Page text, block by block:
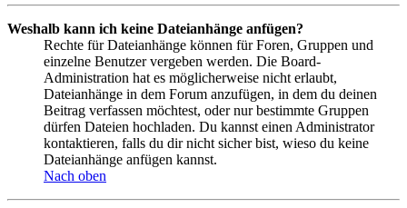
Weshalb kann ich keine Dateianhänge anfügen?
Rechte für Dateianhänge können für Foren, Gruppen und
einzelne Benutzer vergeben werden. Die Board-
Administration hat es möglicherweise nicht erlaubt,
Dateianhänge in dem Forum anzufügen, in dem du deinen
Beitrag verfassen möchtest, oder nur bestimmte Gruppen
dürfen Dateien hochladen. Du kannst einen Administrator
kontaktieren, falls du dir nicht sicher bist, wieso du keine
Dateianhänge anfügen kannst.
Nach oben